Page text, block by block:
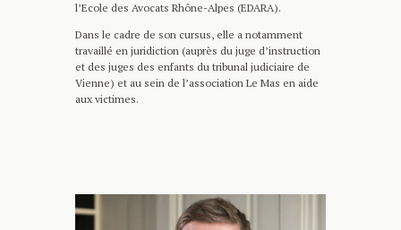
l’Ecole des Avocats Rhône-Alpes (EDARA).
Dans le cadre de son cursus, elle a notamment
travaillé en juridiction (auprès du juge d’instruction
et des juges des enfants du tribunal judiciaire de
Vienne) et au sein de l’association Le Mas en aide
aux victimes.